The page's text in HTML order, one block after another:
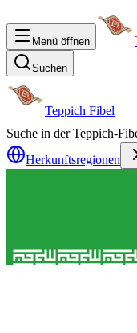
Menü öffnen
Suchen
Teppich Fibel
Suche in der Teppich-
Herkunftsregionen